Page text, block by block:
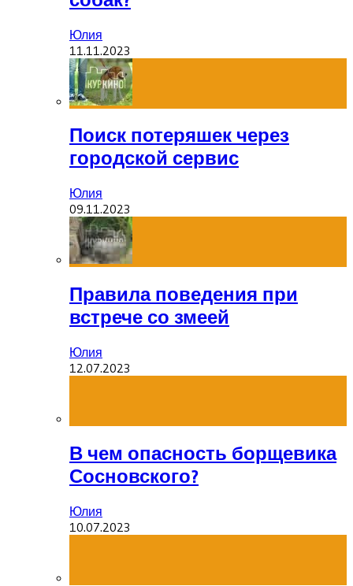
Юлия
11.11.2023
Поиск потеряшек через
городской сервис
Юлия
09.11.2023
Правила поведения при
встрече со змеей
Юлия
12.07.2023
В чем опасность борщевика
Сосновского?
Юлия
10.07.2023